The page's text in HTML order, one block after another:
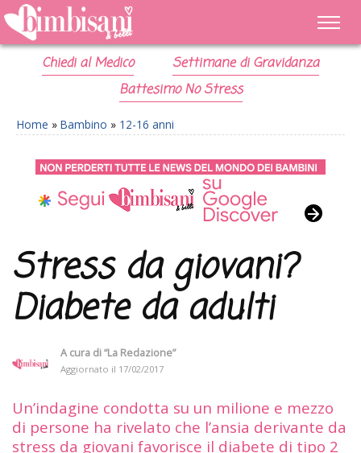
Chiedi al Medico
Settimane di Gravidanza
Battesimo No Stress
Home » Bambino » 12-16 anni
Stress da giovani?
Diabete da adulti
A cura di“La Redazione”
Aggiornato il 17/02/2017
Un’indagine condotta su un milione e mezzo
di persone ha rivelato che l’ansia derivante da
stress da giovani favorisce il diabete di tipo 2